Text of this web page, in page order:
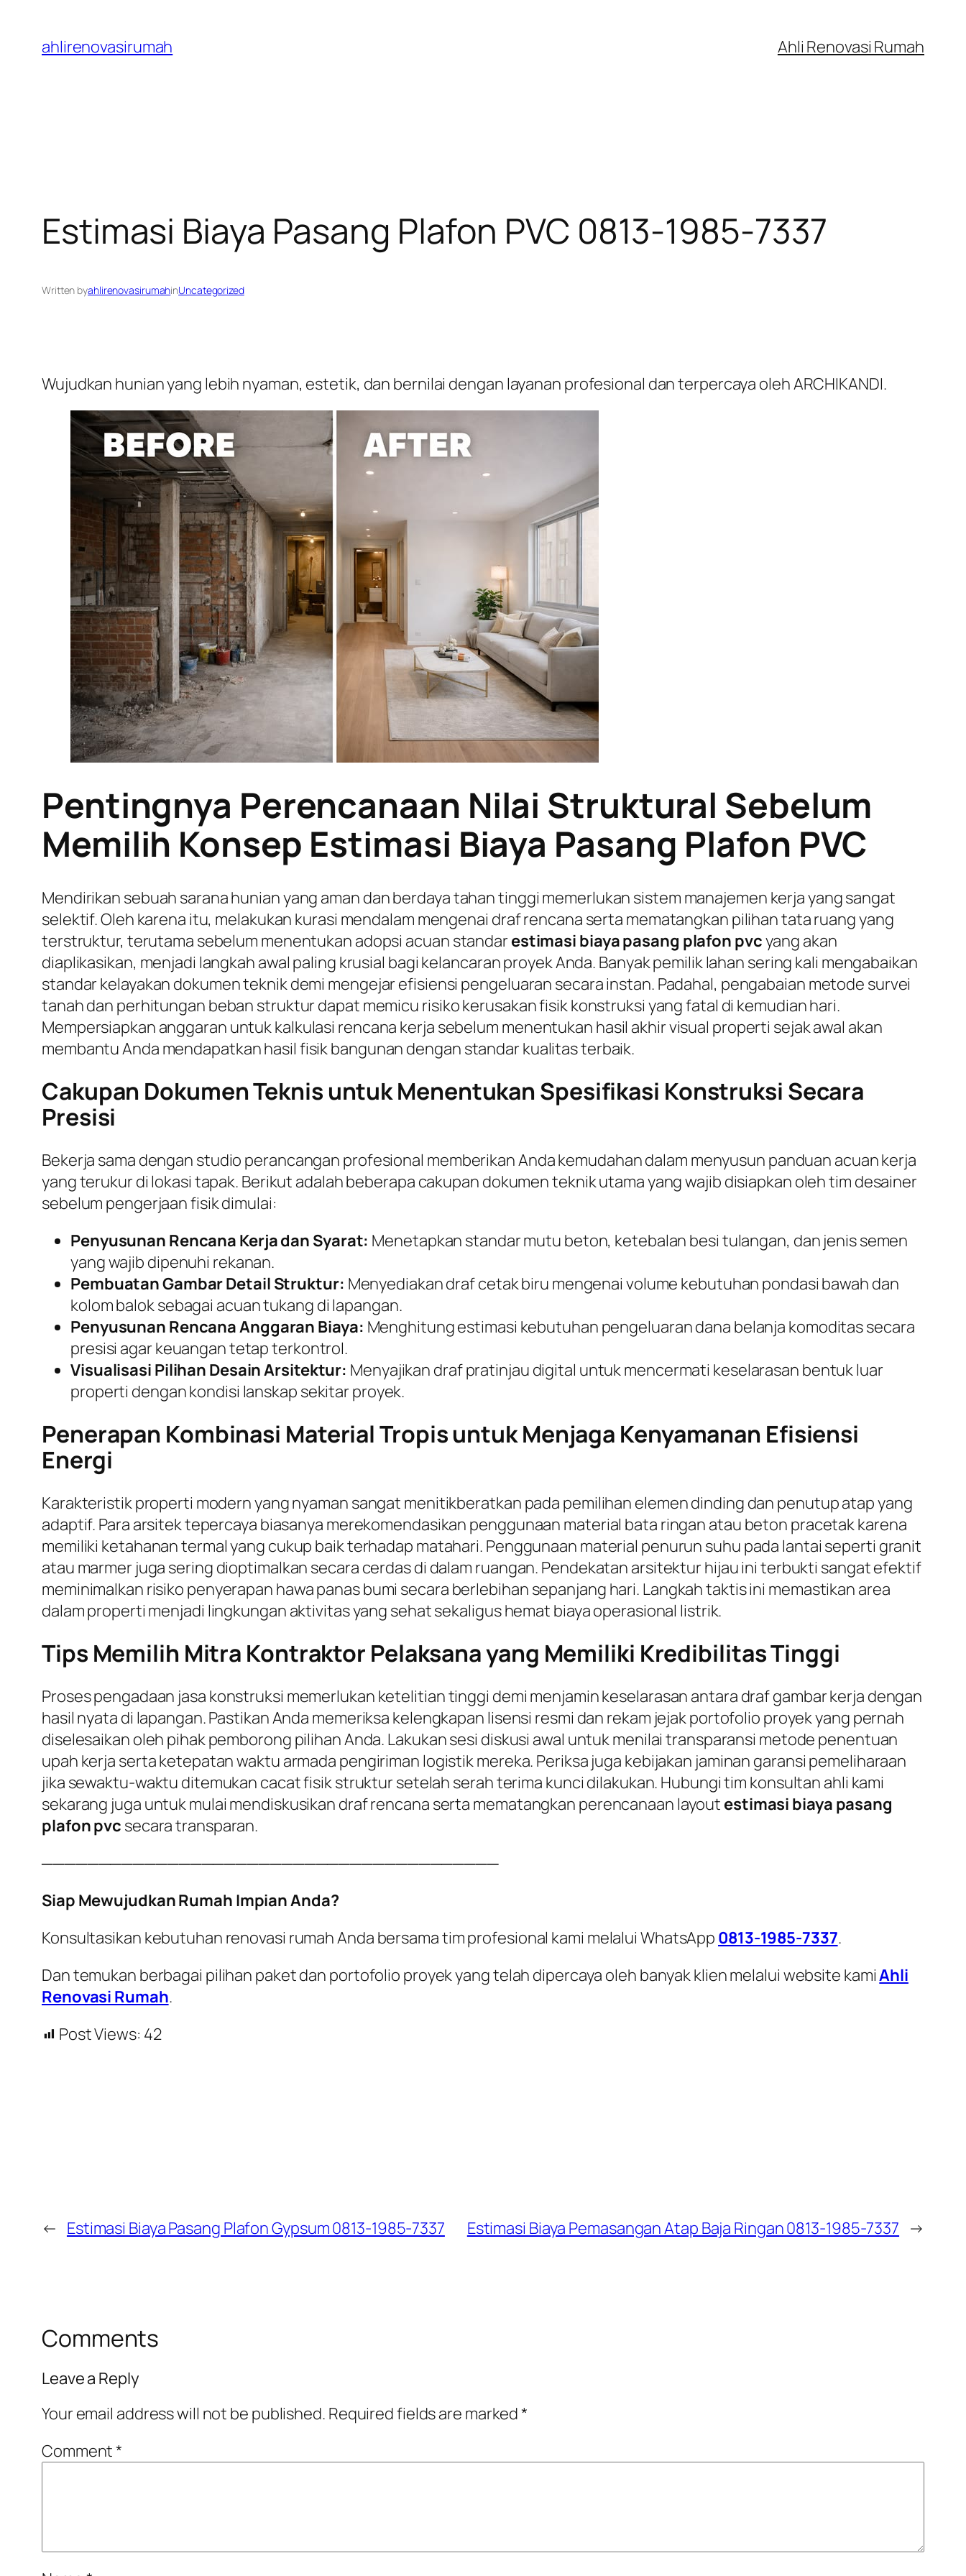
content
ahlirenovasirumah Ahli Renovasi Rumah
Estimasi Biaya Pasang Plafon PVC 0813-1985-7337
Written byahlirenovasirumahinUncategorized
Wujudkan hunian yang lebih nyaman, estetik, dan bernilai dengan layanan profesional dan terpercaya oleh ARCHIKANDI.
Pentingnya Perencanaan Nilai Struktural Sebelum
Memilih Konsep Estimasi Biaya Pasang Plafon PVC
Mendirikan sebuah sarana hunian yang aman dan berdaya tahan tinggi memerlukan sistem manajemen kerja yang sangat
selektif. Oleh karena itu, melakukan kurasi mendalam mengenai draf rencana serta mematangkan pilihan tata ruang yang
terstruktur, terutama sebelum menentukan adopsi acuan standar estimasi biaya pasang plafon pvcyang akan
diaplikasikan, menjadi langkah awal paling krusial bagi kelancaran proyek Anda. Banyak pemilik lahan sering kali mengabaikan
standar kelayakan dokumen teknik demi mengejar efisiensi pengeluaran secara instan. Padahal, pengabaian metode survei
tanah dan perhitungan beban struktur dapat memicu risiko kerusakan fisik konstruksi yang fatal di kemudian hari.
Mempersiapkan anggaran untuk kalkulasi rencana kerja sebelum menentukan hasil akhir visual properti sejak awal akan
membantu Anda mendapatkan hasil fisik bangunan dengan standar kualitas terbaik.
Cakupan Dokumen Teknis untuk Menentukan Spesifikasi Konstruksi Secara
Presisi
Bekerja sama dengan studio perancangan profesional memberikan Anda kemudahan dalam menyusun panduan acuan kerja
yang terukur di lokasi tapak. Berikut adalah beberapa cakupan dokumen teknik utama yang wajib disiapkan oleh tim desainer
sebelum pengerjaan fisik dimulai:
Penyusunan Rencana Kerja dan Syarat: Menetapkan standar mutu beton, ketebalan besi tulangan, dan jenis semen
yang wajib dipenuhi rekanan.
Pembuatan Gambar Detail Struktur: Menyediakan draf cetak biru mengenai volume kebutuhan pondasi bawah dan
kolom balok sebagai acuan tukang di lapangan.
Penyusunan Rencana Anggaran Biaya: Menghitung estimasi kebutuhan pengeluaran dana belanja komoditas secara
presisi agar keuangan tetap terkontrol.
Visualisasi Pilihan Desain Arsitektur: Menyajikan draf pratinjau digital untuk mencermati keselarasan bentuk luar
properti dengan kondisi lanskap sekitar proyek.
Penerapan Kombinasi Material Tropis untuk Menjaga Kenyamanan Efisiensi
Energi
Karakteristik properti modern yang nyaman sangat menitikberatkan pada pemilihan elemen dinding dan penutup atap yang
adaptif. Para arsitek tepercaya biasanya merekomendasikan penggunaan material bata ringan atau beton pracetak karena
memiliki ketahanan termal yang cukup baik terhadap matahari. Penggunaan material penurun suhu pada lantai seperti granit
atau marmer juga sering dioptimalkan secara cerdas di dalam ruangan. Pendekatan arsitektur hijau ini terbukti sangat efektif
meminimalkan risiko penyerapan hawa panas bumi secara berlebihan sepanjang hari. Langkah taktis ini memastikan area
dalam properti menjadi lingkungan aktivitas yang sehat sekaligus hemat biaya operasional listrik.
Tips Memilih Mitra Kontraktor Pelaksana yang Memiliki Kredibilitas Tinggi
Proses pengadaan jasa konstruksi memerlukan ketelitian tinggi demi menjamin keselarasan antara draf gambar kerja dengan
hasil nyata di lapangan. Pastikan Anda memeriksa kelengkapan lisensi resmi dan rekam jejak portofolio proyek yang pernah
diselesaikan oleh pihak pemborong pilihan Anda. Lakukan sesi diskusi awal untuk menilai transparansi metode penentuan
upah kerja serta ketepatan waktu armada pengiriman logistik mereka. Periksa juga kebijakan jaminan garansi pemeliharaan
jika sewaktu-waktu ditemukan cacat fisik struktur setelah serah terima kunci dilakukan. Hubungi tim konsultan ahli kami
sekarang juga untuk mulai mendiskusikan draf rencana serta mematangkan perencanaan layout estimasi biaya pasang
plafon pvc secara transparan.
────────────────────────────────────────
Siap Mewujudkan Rumah Impian Anda?
Konsultasikan kebutuhan renovasi rumah Anda bersama tim profesional kami melalui WhatsApp 0813-1985-7337.
Dan temukan berbagai pilihan paket dan portofolio proyek yang telah dipercaya oleh banyak klien melalui website kamiAhli
Renovasi Rumah.
Post Views: 42
← Estimasi Biaya Pasang Plafon Gypsum 0813-1985-7337 Estimasi Biaya Pemasangan Atap Baja Ringan 0813-1985-7337 →
Comments
Leave a Reply
Your email address will not be published. Required fields are marked*
Comment*